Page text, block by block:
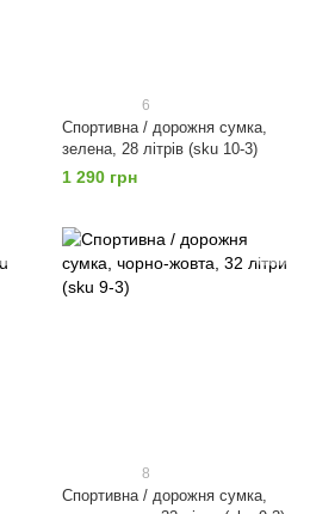
6
Спортивна / дорожня сумка,
зелена, 28 літрів (sku 10-3)
1 290 грн
8
Спортивна / дорожня сумка,